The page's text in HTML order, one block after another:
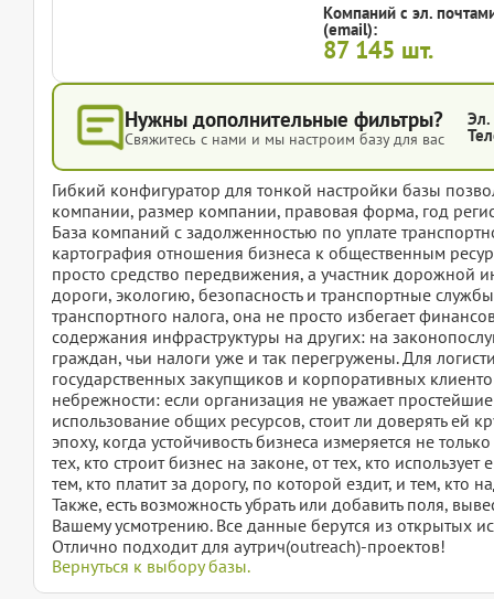
Компаний с эл.
(email):
87 145 шт.
Нужны дополнительные фильтры?
Свяжитесь с нами и мы настроим базу для вас
Эл.
Гибкий конфигуратор для тонкой настройки базы
компании, размер компании, правовая форма, год
База компаний с задолженностью по уплате
картография отношения бизнеса к общественным
просто средство передвижения, а участник дорожной
дороги, экологию, безопасность и транспортные
транспортного налога, она не просто избегает
содержания инфраструктуры на других: на
граждан, чьи налоги уже и так перегружены. Для
государственных закупщиков и корпоративных
небрежности: если организация не уважает
использование общих ресурсов, стоит ли доверять ей
эпоху, когда устойчивость бизнеса измеряется не
тех, кто строит бизнес на законе, от тех, кто
тем, кто платит за дорогу, по которой ездит, и тем, кто
Также, есть возможность убрать или добавить поля,
Вашему усмотрению. Все данные берутся из открытых
Отлично подходит для аутрич(outreach)-проектов!
Вернуться к выбору базы.